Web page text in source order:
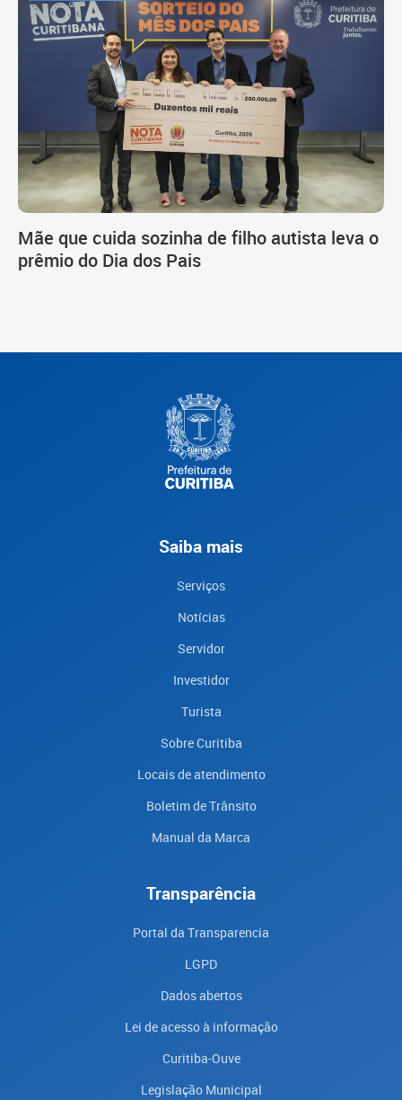
Mãe que cuida sozinha de filho autista leva o
prêmio do Dia dos Pais
Saiba mais
Serviços
Notícias
Servidor
Investidor
Turista
Sobre Curitiba
Locais de atendimento
Boletim de Trânsito
Manual da Marca
Transparência
Portal da Transparencia
LGPD
Dados abertos
Lei de acesso à informação
Curitiba-Ouve
Legislação Municipal